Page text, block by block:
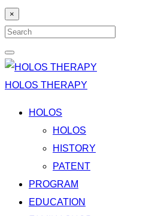
×
Search
for:
Search
HOLOS THERAPY
HOLOS
HOLOS
HISTORY
PATENT
PROGRAM
EDUCATION